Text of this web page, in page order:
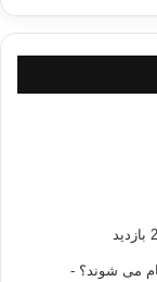
می شوند؟ -